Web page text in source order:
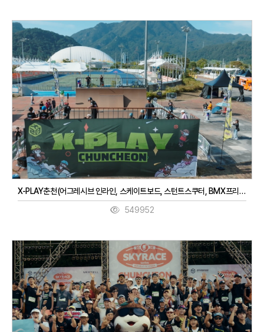
X-PLAY춘천(어그레시브 인라인, 스케이트보드, 스턴트스쿠터, BMX프리스타일, 3대3농구, 디제잉)(9. 27. ~ 9. 28.)
549952